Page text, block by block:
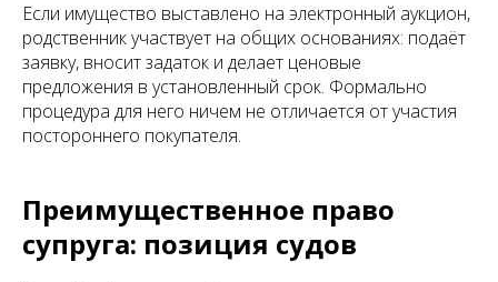
Если имущество выставлено на электронный аукцион,
родственник участвует на общих основаниях: подаёт
заявку, вносит задаток и делает ценовые
предложения в установленный срок. Формально
процедура для него ничем не отличается от участия
постороннего покупателя.
Преимущественное право
супруга: позиция судов